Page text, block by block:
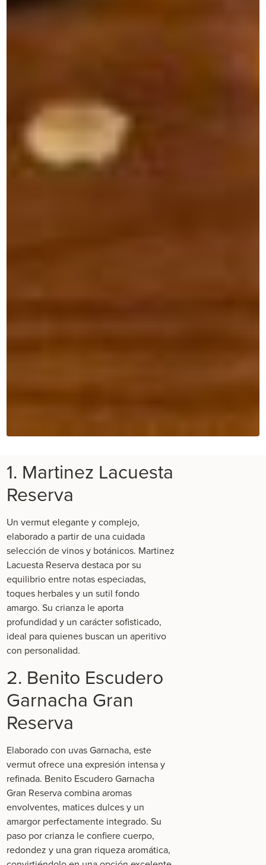
1. Martinez Lacuesta
Reserva
Un vermut elegante y complejo,
elaborado a partir de una cuidada
selección de vinos y botánicos. Martinez
Lacuesta Reservadestaca por su
equilibrio entre notas especiadas,
toques herbales y un sutil fondo
amargo. Su crianza le aporta
profundidad y un carácter sofisticado,
ideal para quienes buscan un aperitivo
con personalidad.
2. Benito Escudero
Garnacha Gran
Reserva
Elaborado con uvasGarnacha, este
vermut ofrece una expresión intensa y
refinada. Benito Escudero Garnacha
Gran Reservacombina aromas
envolventes, matices dulces y un
amargor perfectamente integrado. Su
paso por crianza le confiere cuerpo,
redondez y una gran riqueza aromática,